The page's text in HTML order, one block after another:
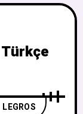
LEGROS